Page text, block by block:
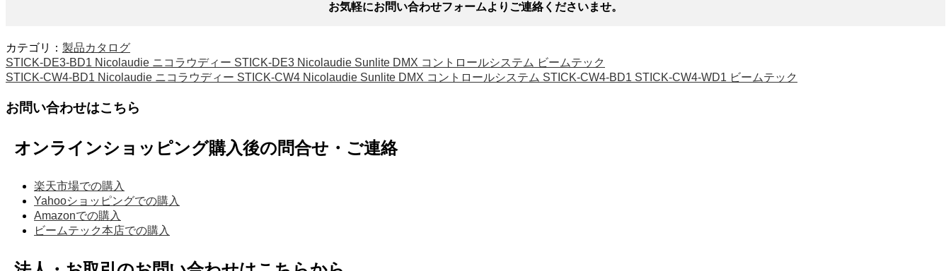
お気軽にお問い合わせフォームよりご連絡くださいませ。
カテゴリ： 製品カタログ
STICK-DE3-BD1 Nicolaudie ニコラウディー STICK-DE3 Nicolaudie Sunlite DMX コントロールシステム ビームテック
STICK-CW4-BD1 Nicolaudie ニコラウディー STICK-CW4 Nicolaudie Sunlite DMX コントロールシステム STICK-CW4-BD1 STICK-CW4-WD1 ビームテック
お問い合わせはこちら
オンラインショッピング購入後の問合せ・ご連絡
楽天市場での購入
Yahooショッピングでの購入
Amazonでの購入
ビームテック本店での購入